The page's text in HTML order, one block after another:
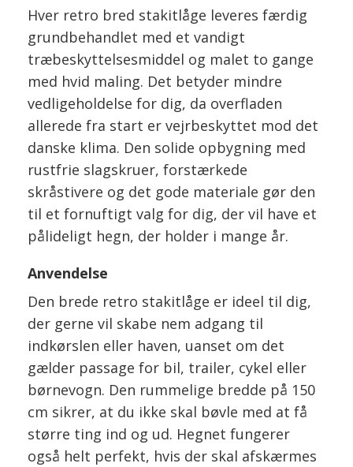
Hver retro bred stakitlåge leveres færdig
grundbehandlet med et vandigt
træbeskyttelsesmiddel og malet to gange
med hvid maling. Det betyder mindre
vedligeholdelse for dig, da overfladen
allerede fra start er vejrbeskyttet mod det
danske klima. Den solide opbygning med
rustfrie slagskruer, forstærkede
skråstivere og det gode materiale gør den
til et fornuftigt valg for dig, der vil have et
pålideligt hegn, der holder i mange år.
Anvendelse
Den brede retro stakitlåge er ideel til dig,
der gerne vil skabe nem adgang til
indkørslen eller haven, uanset om det
gælder passage for bil, trailer, cykel eller
børnevogn. Den rummelige bredde på 150
cm sikrer, at du ikke skal bøvle med at få
større ting ind og ud. Hegnet fungerer
også helt perfekt, hvis der skal afskærmes